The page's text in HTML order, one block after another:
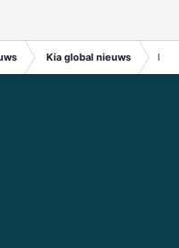
Kia global nieuws Kia